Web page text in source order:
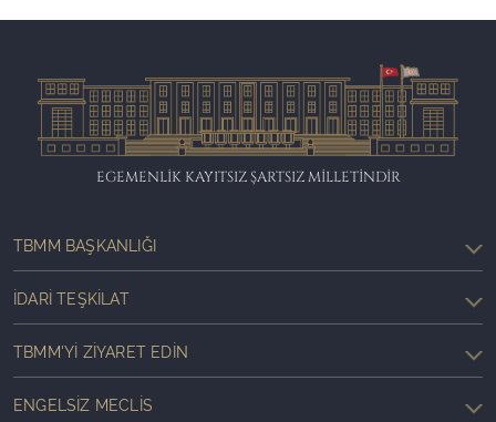
EGEMENLİK KAYITSIZ ŞARTSIZ MİLLETİNDİR
TBMM BAŞKANLIĞI
İDARI TEŞKILAT
TBMM'YI ZIYARET EDIN
ENGELSIZ MECLIS